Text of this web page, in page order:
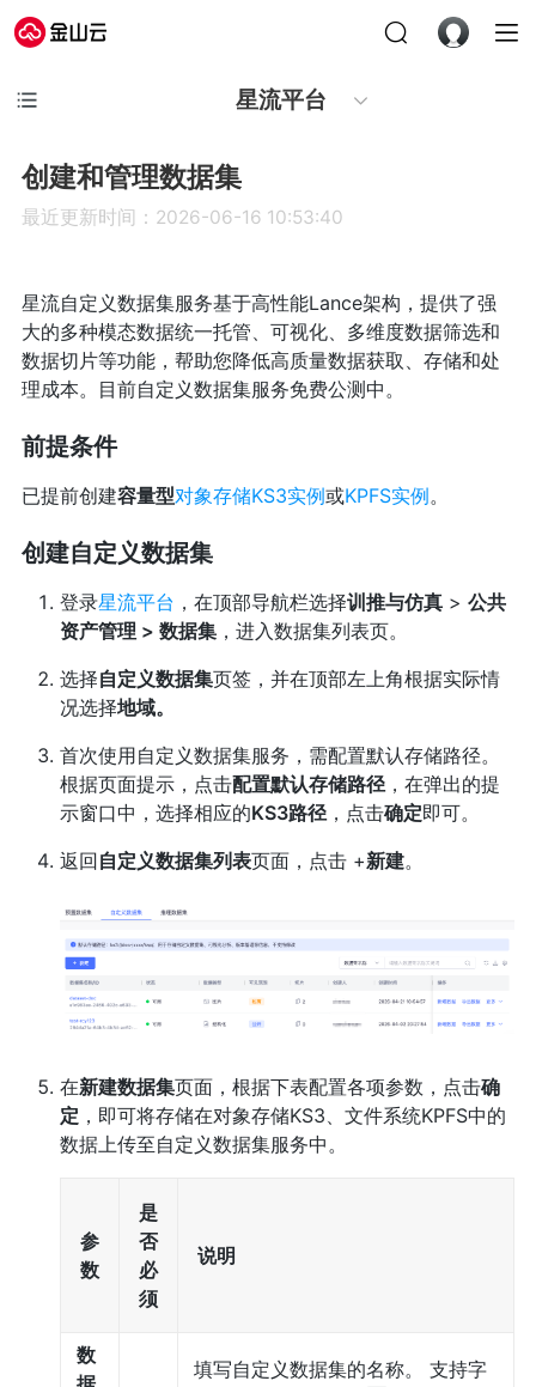
星流平台
创建和管理数据集
最近更新时间：2026-06-16 10:53:40
星流自定义数据集服务基于高性能Lance架构，提供了强
大的多种模态数据统一托管、可视化、多维度数据筛选和
数据切片等功能，帮助您降低高质量数据获取、存储和处
理成本。目前自定义数据集服务免费公测中。
前提条件
已提前创建容量型对象存储KS3实例或KPFS实例。
创建自定义数据集
登录星流平台 ，在顶部导航栏选择训推与仿真> 公共
资产管理 > 数据集，进入数据集列表页。
选择自定义数据集页签，并在顶部左上角根据实际情
况选择地域。
首次使用自定义数据集服务，需配置默认存储路径。
根据页面提示，点击配置默认存储路径，在弹出的提
示窗口中，选择相应的KS3路径，点击确定即可。
返回 自定义数据集列表页面，点击 +新建。
在新建数据集页面，根据下表配置各项参数，点击确
定 ，即可将存储在对象存储KS3、文件系统KPFS中的
数据上传至自定义数据集服务中。
参
数
是
否
必
须
说明
数
填写自定义数据集的名称。 支持字